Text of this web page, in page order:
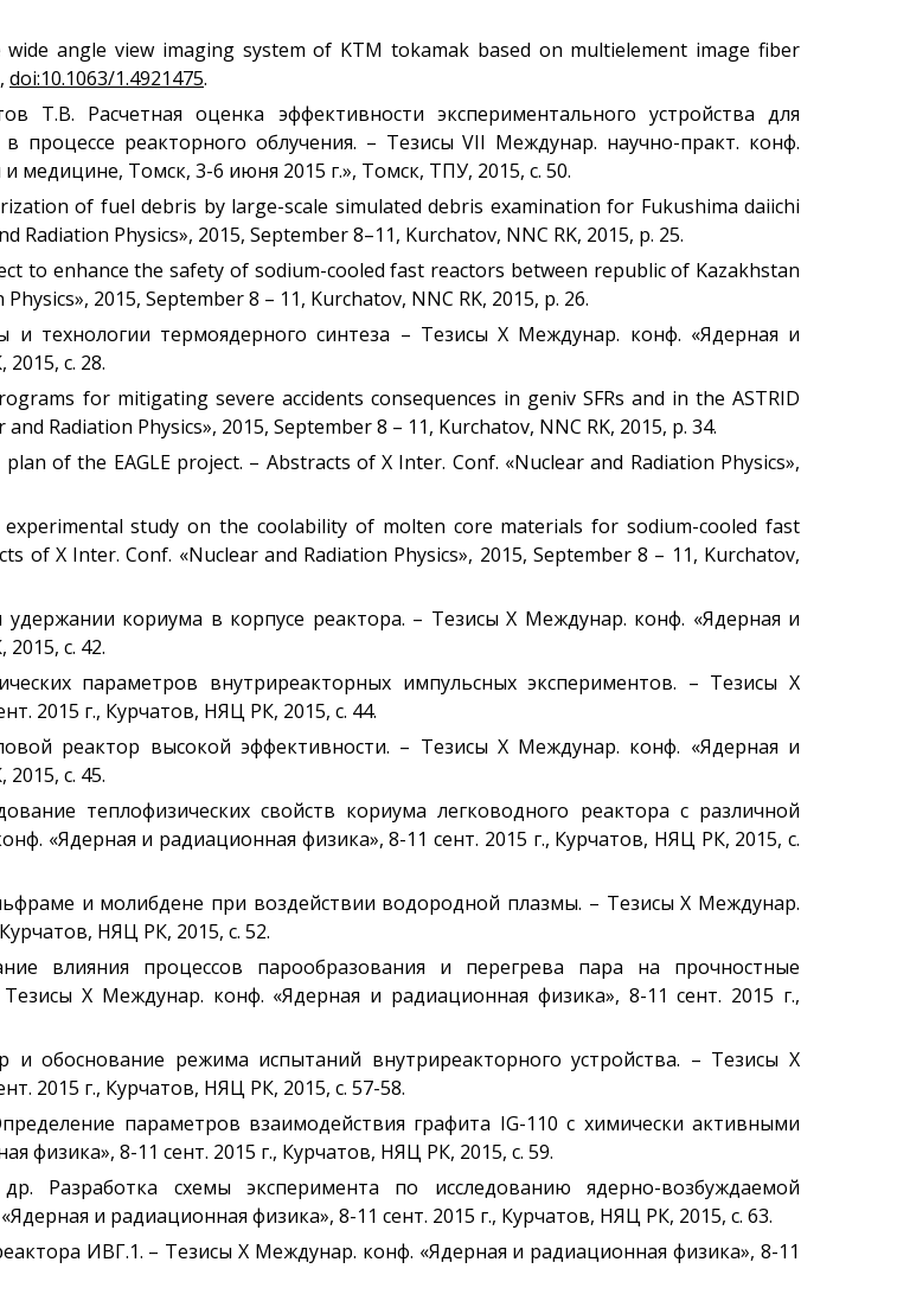
wide angle view imaging system of KTM tokamak based on multielement image fiber
doi:10.1063/1.4921475.
Расчетная оценка эффективности экспериментального устройства для
реакторного облучения. – Тезисы VII Междунар. научно-практ. конф.
Томск, 3-6 июня 2015 г.», Томск, ТПУ, 2015, с. 50.
of fuel debris by large-scale simulated debris examination for Fukushima daiichi
Physics», 2015, September 8–11, Kurchatov, NNC RK, 2015, p. 25.
to enhance the safety of sodium-cooled fast reactors between republic of Kazakhstan
2015, September 8 – 11, Kurchatov, NNC RK, 2015, p. 26.
технологии термоядерного синтеза – Тезисы Х Междунар. конф. «Ядерная и
с. 28.
for mitigating severe accidents consequences in geniv SFRs and in the ASTRID
Radiation Physics», 2015, September 8 – 11, Kurchatov, NNC RK, 2015, p. 34.
of the EAGLE project. – Abstracts of X Inter. Conf. «Nuclear and Radiation Physics»,
study on the coolability of molten core materials for sodium-cooled fast
X Inter. Conf. «Nuclear and Radiation Physics», 2015, September 8 – 11, Kurchatov,
кориума в корпусе реактора. – Тезисы Х Междунар. конф. «Ядерная и
с. 42.
параметров внутриреакторных импульсных экспериментов. – Тезисы Х
2015 г., Курчатов, НЯЦ РК, 2015, с. 44.
реактор высокой эффективности. – Тезисы Х Междунар. конф. «Ядерная и
с. 45.
теплофизических свойств кориума легководного реактора с различной
«Ядерная и радиационная физика», 8-11 сент. 2015 г., Курчатов, НЯЦ РК, 2015, с.
и молибдене при воздействии водородной плазмы. – Тезисы Х Междунар.
НЯЦ РК, 2015, с. 52.
влияния процессов парообразования и перегрева пара на прочностные
Х Междунар. конф. «Ядерная и радиационная физика», 8-11 сент. 2015 г.,
обоснование режима испытаний внутриреакторного устройства. – Тезисы Х
2015 г., Курчатов, НЯЦ РК, 2015, с. 57-58.
параметров взаимодействия графита IG-110 c химически активными
физика», 8-11 сент. 2015 г., Курчатов, НЯЦ РК, 2015, с. 59.
схемы эксперимента по исследованию ядерно-возбуждаемой
и радиационная физика», 8-11 сент. 2015 г., Курчатов, НЯЦ РК, 2015, с. 63.
ИВГ.1. – Тезисы Х Междунар. конф. «Ядерная и радиационная физика», 8-11